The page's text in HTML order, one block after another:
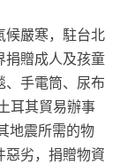
候嚴寒，駐台北
捐贈成人及孩童
、手電筒、尿布
耳其貿易辦事
地震所需的物
惡劣，捐贈物資